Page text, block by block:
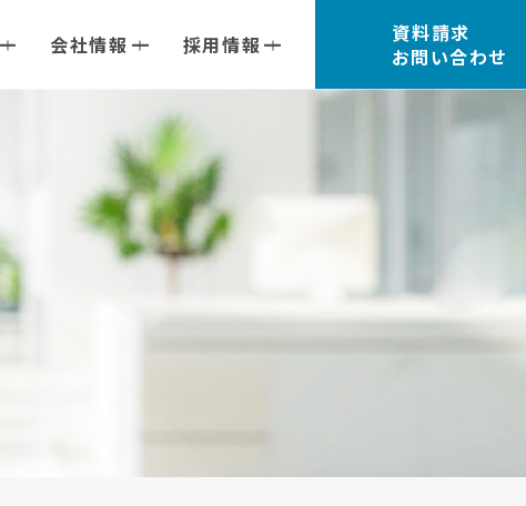
会社情報 採用情報
資料請求
お問い合わせ